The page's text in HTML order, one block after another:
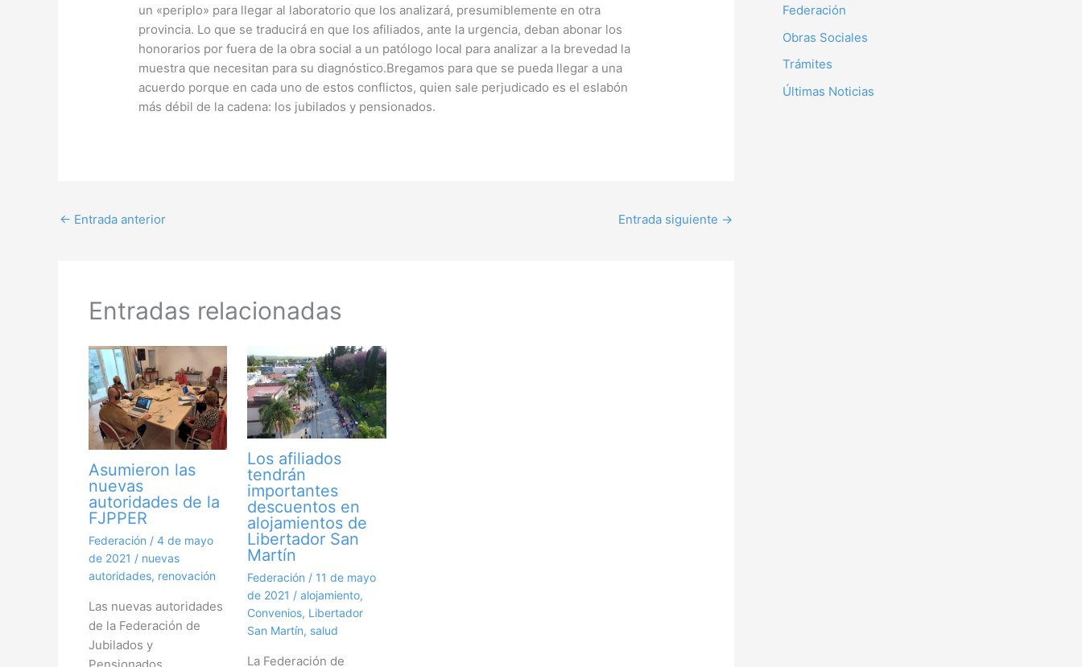
un «periplo» para llegar al laboratorio que los analizará, presumiblemente en otra
provincia. Lo que se traducirá en que los afiliados, ante la urgencia, deban abonar los
honorarios por fuera de la obra social a un patólogo local para analizar a la brevedad la
muestra que necesitan para su diagnóstico.Bregamos para que se pueda llegar a una
acuerdo porque en cada uno de estos conflictos, quien sale perjudicado es el eslabón
más débil de la cadena: los jubilados y pensionados.
← Entrada anterior Entrada siguiente →
Entradas relacionadas
Asumieron las
nuevas
autoridades de la
FJPPER
Federación / 4 de mayo
de 2021 / nuevas
autoridades, renovación
Las nuevas autoridades
de la Federación de
Jubilados y
Los afiliados
tendrán
importantes
descuentos en
alojamientos de
Libertador San
Martín
Federación / 11 de mayo
de 2021 / alojamiento,
Convenios, Libertador
San Martín, salud
La Federación de
Federación
Obras Sociales
Trámites
Últimas Noticias